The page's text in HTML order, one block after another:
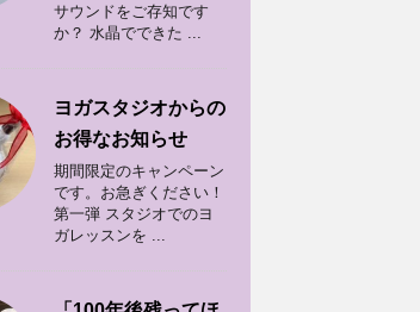
サウンドをご存知です
か？ 水晶でできた ...
ヨガスタジオからの
お得なお知らせ
期間限定のキャンペーン
です。お急ぎください！
第一弾 スタジオでのヨ
ガレッスンを ...